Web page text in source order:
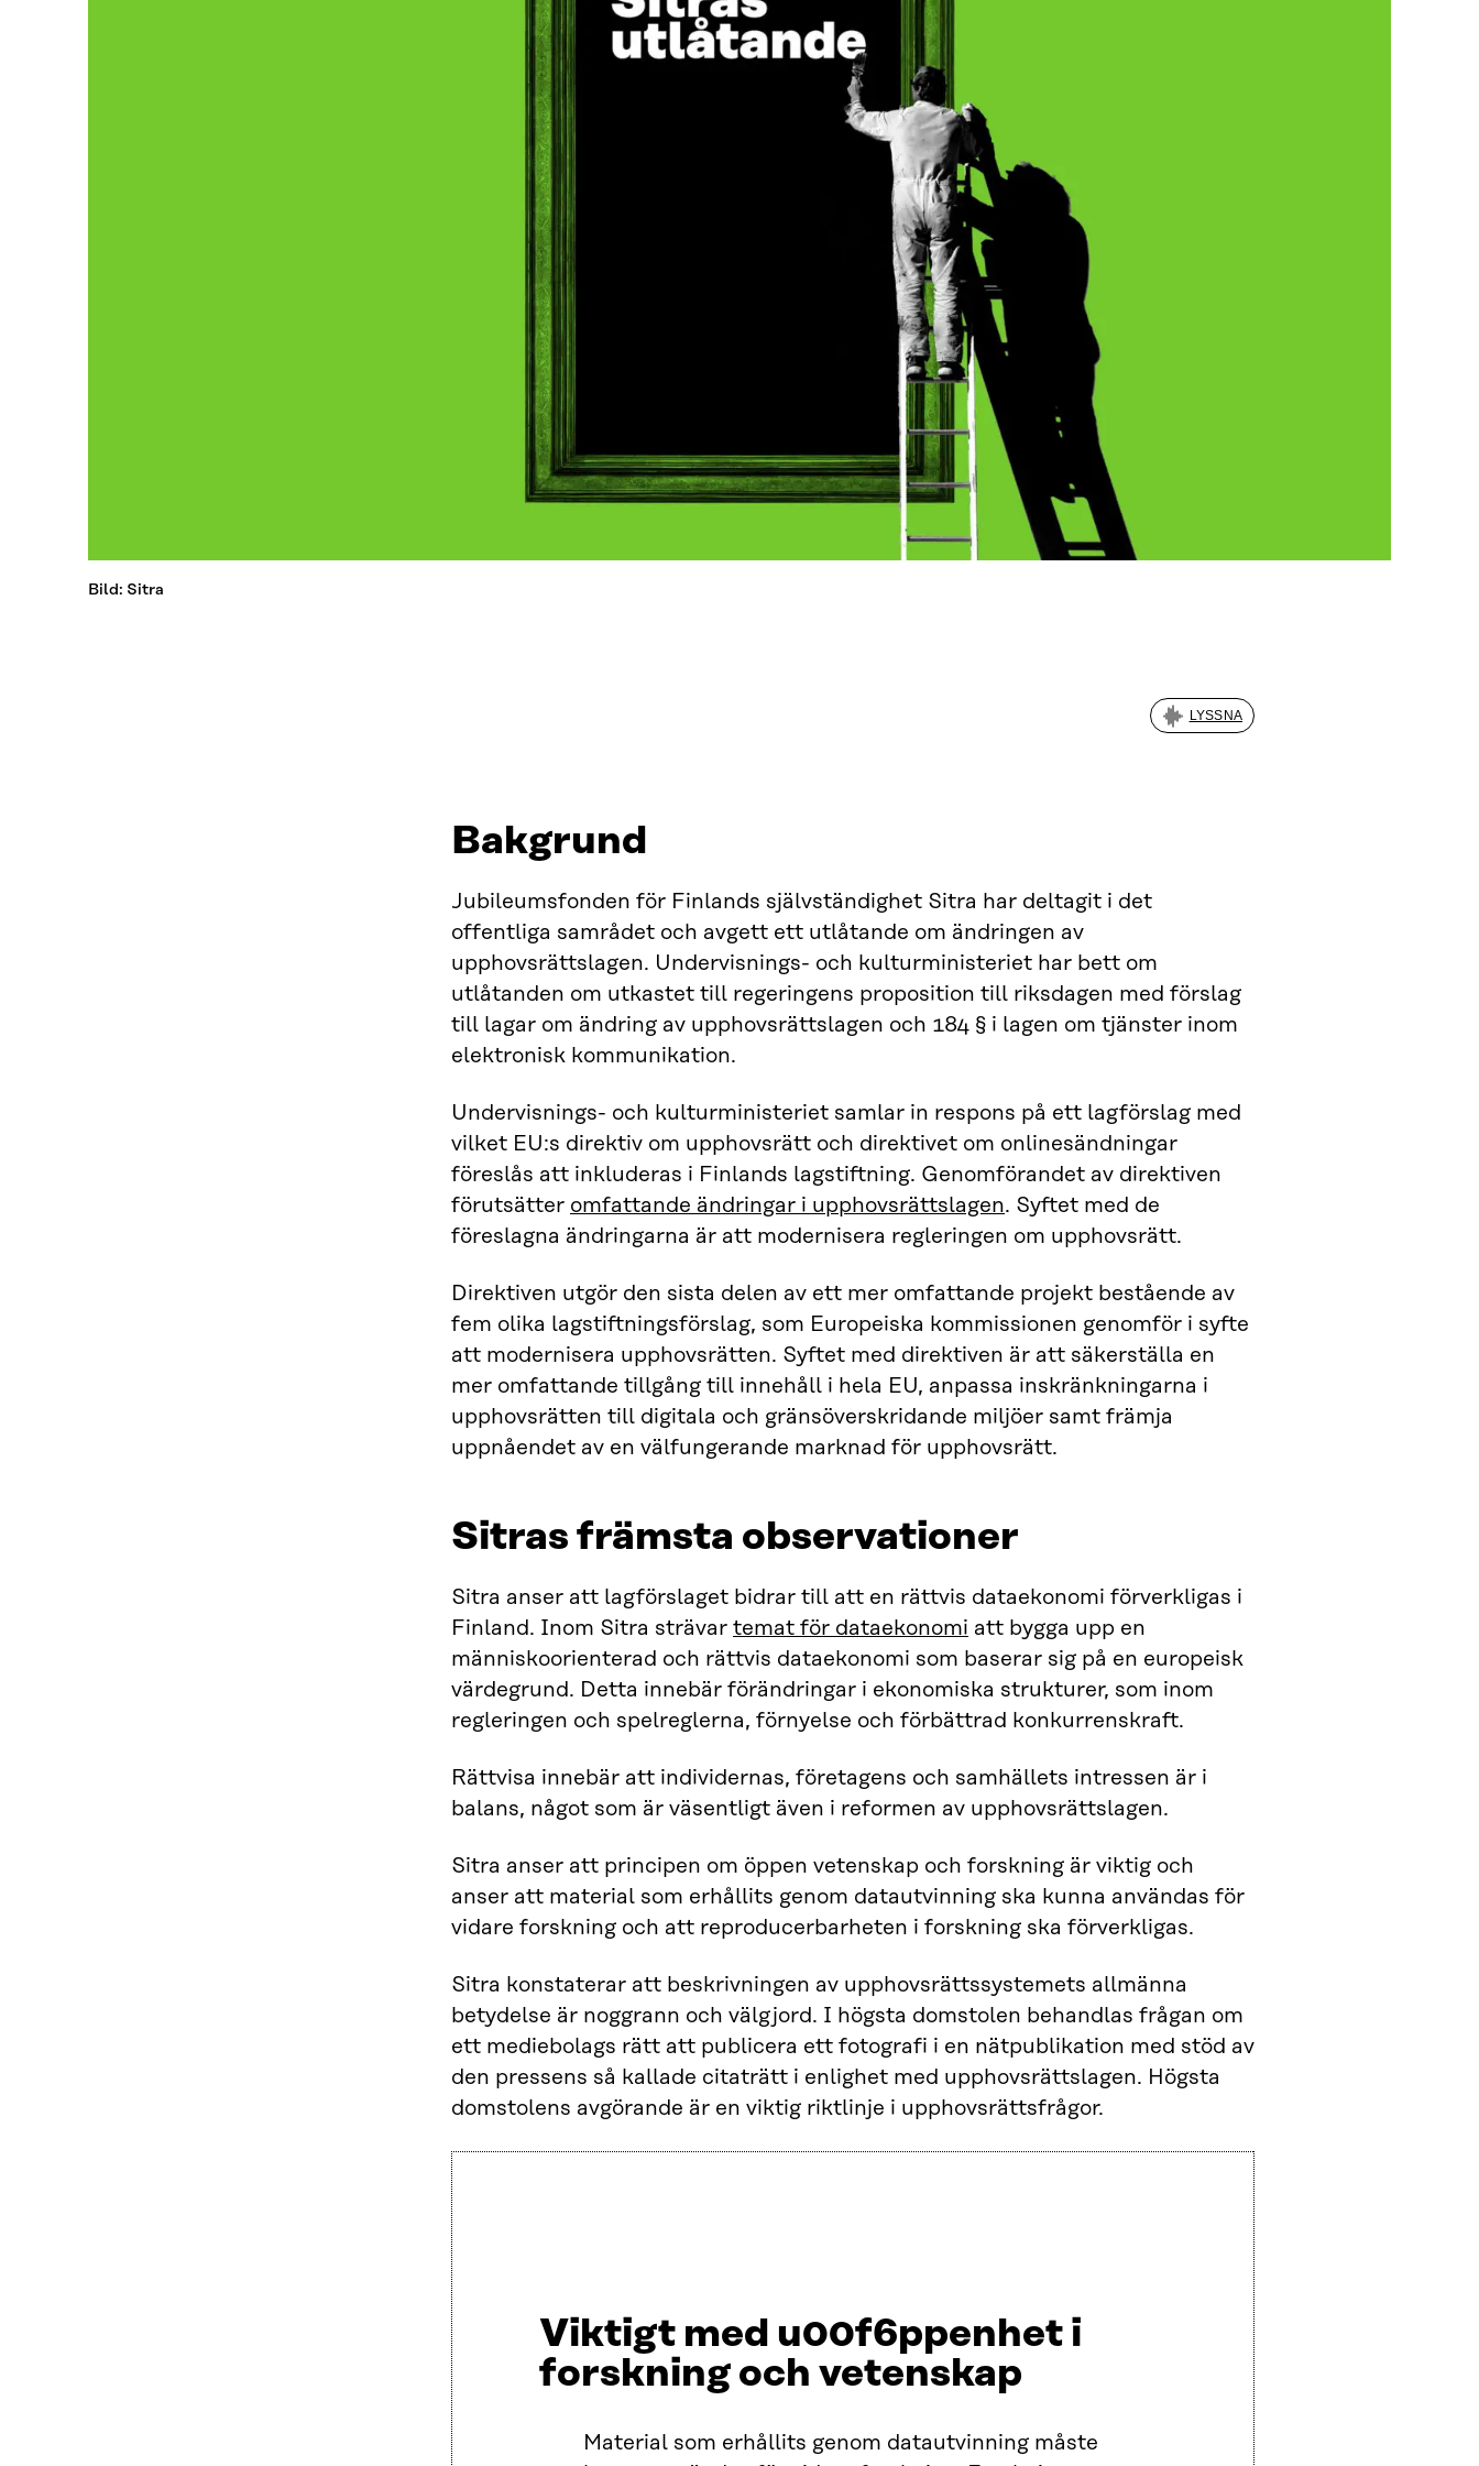
Bild: Sitra
LYSSNA
Bakgrund
Jubileumsfonden för Finlands självständighet Sitra har deltagit i det
offentliga samrådet och avgett ett utlåtande om ändringen av
upphovsrättslagen. Undervisnings- och kulturministeriet har bett om
utlåtanden om utkastet till regeringens proposition till riksdagen med förslag
till lagar om ändring av upphovsrättslagen och 184 § i lagen om tjänster inom
elektronisk kommunikation.
Undervisnings- och kulturministeriet samlar in respons på ett lagförslag med
vilket EU:s direktiv om upphovsrätt och direktivet om onlinesändningar
föreslås att inkluderas i Finlands lagstiftning. Genomförandet av direktiven
förutsätter omfattande ändringar i upphovsrättslagen. Syftet med de
föreslagna ändringarna är att modernisera regleringen om upphovsrätt.
Direktiven utgör den sista delen av ett mer omfattande projekt bestående av
fem olika lagstiftningsförslag, som Europeiska kommissionen genomför i syfte
att modernisera upphovsrätten. Syftet med direktiven är att säkerställa en
mer omfattande tillgång till innehåll i hela EU, anpassa inskränkningarna i
upphovsrätten till digitala och gränsöverskridande miljöer samt främja
uppnåendet av en välfungerande marknad för upphovsrätt.
Sitras främsta observationer
Sitra anser att lagförslaget bidrar till att en rättvis dataekonomi förverkligas i
Finland. Inom Sitra strävar temat för dataekonomi att bygga upp en
människoorienterad och rättvis dataekonomi som baserar sig på en europeisk
värdegrund. Detta innebär förändringar i ekonomiska strukturer, som inom
regleringen och spelreglerna, förnyelse och förbättrad konkurrenskraft.
Rättvisa innebär att individernas, företagens och samhällets intressen är i
balans, något som är väsentligt även i reformen av upphovsrättslagen.
Sitra anser att principen om öppen vetenskap och forskning är viktig och
anser att material som erhållits genom datautvinning ska kunna användas för
vidare forskning och att reproducerbarheten i forskning ska förverkligas.
Sitra konstaterar att beskrivningen av upphovsrättssystemets allmänna
betydelse är noggrann och välgjord. I högsta domstolen behandlas frågan om
ett mediebolags rätt att publicera ett fotografi i en nätpublikation med stöd av
den pressens så kallade citaträtt i enlighet med upphovsrättslagen. Högsta
domstolens avgörande är en viktig riktlinje i upphovsrättsfrågor.
Viktigt med u00f6ppenhet i
forskning och vetenskap
Material som erhållits genom datautvinning måste